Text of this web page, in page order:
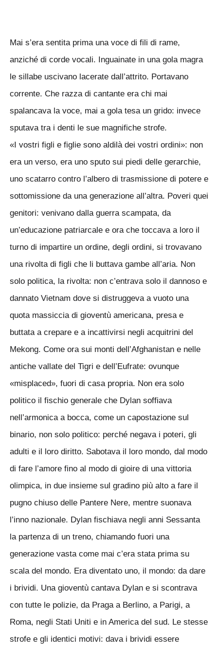
Mai s’era sentita prima una voce di fili di rame,
anziché di corde vocali. Inguainate in una gola magra
le sillabe uscivano lacerate dall’attrito. Portavano
corrente. Che razza di cantante era chi mai
spalancava la voce, mai a gola tesa un grido: invece
sputava tra i denti le sue magnifiche strofe.
«I vostri figli e figlie sono aldilà dei vostri ordini»: non
era un verso, era uno sputo sui piedi delle gerarchie,
uno scatarro contro l’albero di trasmissione di potere e
sottomissione da una generazione all’altra. Poveri quei
genitori: venivano dalla guerra scampata, da
un’educazione patriarcale e ora che toccava a loro il
turno di impartire un ordine, degli ordini, si trovavano
una rivolta di figli che li buttava gambe all’aria. Non
solo politica, la rivolta: non c’entrava solo il dannoso e
dannato Vietnam dove si distruggeva a vuoto una
quota massiccia di gioventù americana, presa e
buttata a crepare e a incattivirsi negli acquitrini del
Mekong. Come ora sui monti dell’Afghanistan e nelle
antiche vallate del Tigri e dell’Eufrate: ovunque
«misplaced», fuori di casa propria. Non era solo
politico il fischio generale che Dylan soffiava
nell’armonica a bocca, come un capostazione sul
binario, non solo politico: perché negava i poteri, gli
adulti e il loro diritto. Sabotava il loro mondo, dal modo
di fare l’amore fino al modo di gioire di una vittoria
olimpica, in due insieme sul gradino più alto a fare il
pugno chiuso delle Pantere Nere, mentre suonava
l’inno nazionale. Dylan fischiava negli anni Sessanta
la partenza di un treno, chiamando fuori una
generazione vasta come mai c’era stata prima su
scala del mondo. Era diventato uno, il mondo: da dare
i brividi. Una gioventù cantava Dylan e si scontrava
con tutte le polizie, da Praga a Berlino, a Parigi, a
Roma, negli Stati Uniti e in America del sud. Le stesse
strofe e gli identici motivi: dava i brividi essere